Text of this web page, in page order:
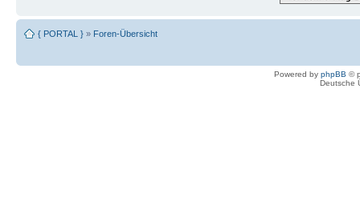
{ PORTAL } » Foren-Übersicht
Powered by phpBB ©
Deutsche